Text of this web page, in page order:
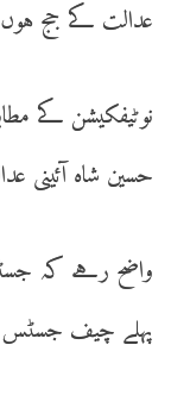
عدالت کے جج
نوٹیفکیشن کے
حسین شاہ آئینی
واضح رہے کہ
پہلے چیف جسٹس